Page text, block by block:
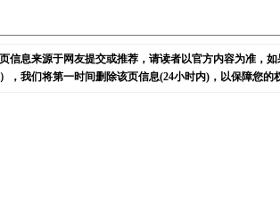
信息来源于网友提交或推荐，请读者以官方内容为准，
，我们将第一时间删除该页信息(24小时内)，以保障您的